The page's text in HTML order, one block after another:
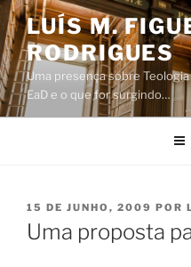
Saltar
para
o
conteúdo
LUÍS M.
RODRIGUES
Uma presença sobre
EaD e o que for surgindo…
PUBLICADO
EM
15 DE JUNHO, 2009 POR
Uma proposta